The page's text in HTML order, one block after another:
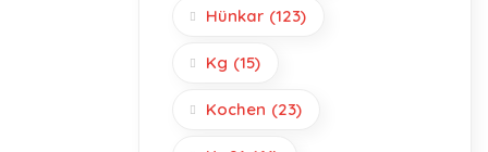
Hünkar (123)
Kg (15)
Kochen (23)